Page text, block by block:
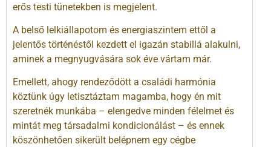
erős testi tünetekben is megjelent.
A belső lelkiállapotom és energiaszintem ettől a
jelentős történéstől kezdett el igazán stabillá alakulni,
aminek a megnyugvására sok éve vártam már.
Emellett, ahogy rendeződött a családi harmónia
köztünk úgy letisztáztam magamba, hogy én mit
szeretnék munkába – elengedve minden félelmet és
mintát meg társadalmi kondicionálást – és ennek
köszönhetően sikerült belépnem egy cégbe